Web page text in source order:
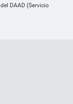
DAAD (Servicio